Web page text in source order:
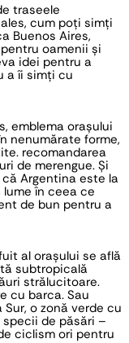
traseele
cum poți simți
Buenos Aires,
oamenii și
idei pentru a
a îi simți cu
emblema orașului
nenumărate forme,
recomandarea
de merengue. Și
Argentina este la
în ceea ce
de bun pentru a
al orașului se află
subtropicală
strălucitoare.
cu barca. Sau
o zonă verde cu
de păsări –
ciclism ori pentru